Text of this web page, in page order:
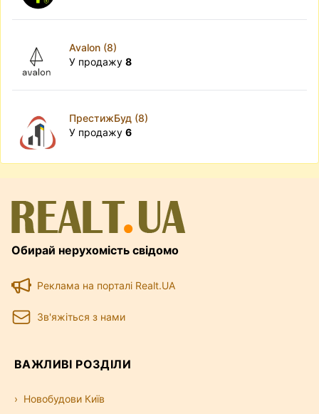
Avalon (8)
У продажу 8
ПрестижБуд (8)
У продажу 6
Обирай нерухомість свідомо
Реклама на порталі Realt.UA
Зв'яжіться з нами
ВАЖЛИВІ РОЗДІЛИ
Новобудови Київ